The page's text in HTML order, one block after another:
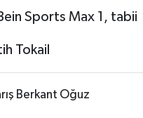
Sports Max 1, tabii
Tokail
Berkant Oğuz